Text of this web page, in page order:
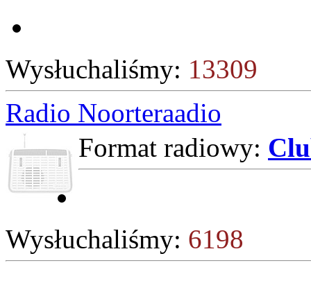
Wysłuchaliśmy: 13309
Radio Noorteraadio
Format radiowy:
Wysłuchaliśmy: 6198